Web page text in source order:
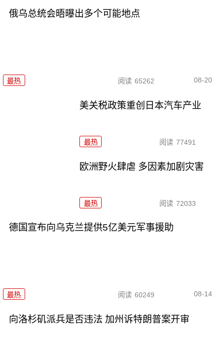
俄乌总统会晤曝出多个可能地点
最热 阅读 65262 08-20
美关税政策重创日本汽车产业
最热 阅读 77491
欧洲野火肆虐 多因素加剧灾害
最热 阅读 72033
德国宣布向乌克兰提供5亿美元军事援助
最热 阅读 60249 08-14
向洛杉矶派兵是否违法 加州诉特朗普案开审